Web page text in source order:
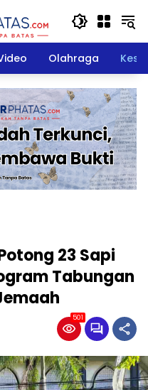
Olahraga
23 Sapi
Tabungan
501